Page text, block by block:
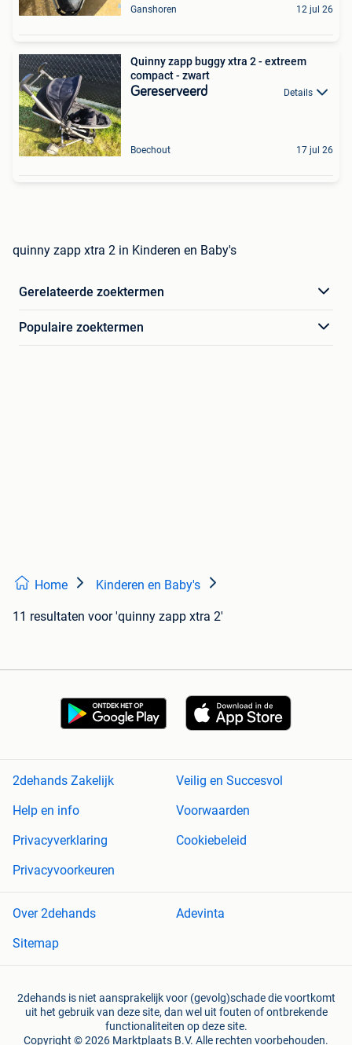
Ganshoren 12 jul 26
Quinny zapp buggy xtra 2 - extreem
compact - zwart
Gereserveerd Details
Boechout 17 jul 26
quinny zapp xtra 2 in Kinderen en Baby's
Gerelateerde zoektermen
Populaire zoektermen
Home Kinderen en Baby's
11 resultaten voor 'quinny zapp xtra 2'
2dehands Zakelijk
Veilig en Succesvol
Help en info
Voorwaarden
Privacyverklaring
Cookiebeleid
Privacyvoorkeuren
Over 2dehands
Adevinta
Sitemap
2dehands is niet aansprakelijk voor (gevolg)schade die voortkomt
uit het gebruik van deze site, dan wel uit fouten of ontbrekende
functionaliteiten op deze site.
Copyright © 2026 Marktplaats B.V. Alle rechten voorbehouden.